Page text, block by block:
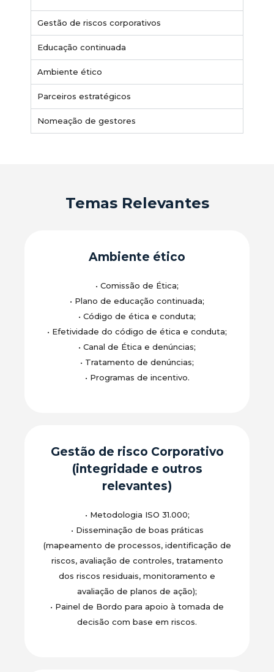
Gestão de riscos corporativos
Educação continuada
Ambiente ético
Parceiros estratégicos
Nomeação de gestores
Temas Relevantes
Ambiente ético
• Comissão de Ética;
• Plano de educação continuada;
• Código de ética e conduta;
• Efetividade do código de ética e conduta;
• Canal de Ética e denúncias;
• Tratamento de denúncias;
• Programas de incentivo.
Gestão de risco Corporativo
(integridade e outros
relevantes)
• Metodologia ISO 31.000;
• Disseminação de boas práticas
(mapeamento de processos, identificação de
riscos, avaliação de controles, tratamento
dos riscos residuais, monitoramento e
avaliação de planos de ação);
• Painel de Bordo para apoio à tomada de
decisão com base em riscos.